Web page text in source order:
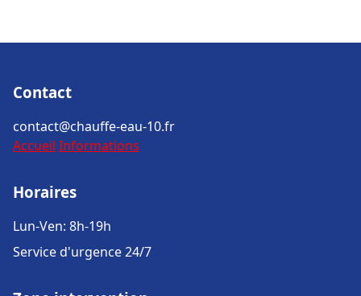
Contact
contact@chauffe-eau-10.fr
Accueil Informations
Horaires
Lun-Ven: 8h-19h
Service d'urgence 24/7